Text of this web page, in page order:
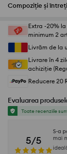
Compoziție și
Extra -20%
minimum 2
Livrăm de la
Livrare în 4
achiziție
Reducere 20
Evaluarea
Toate recenziile
5/5
S-a
mai